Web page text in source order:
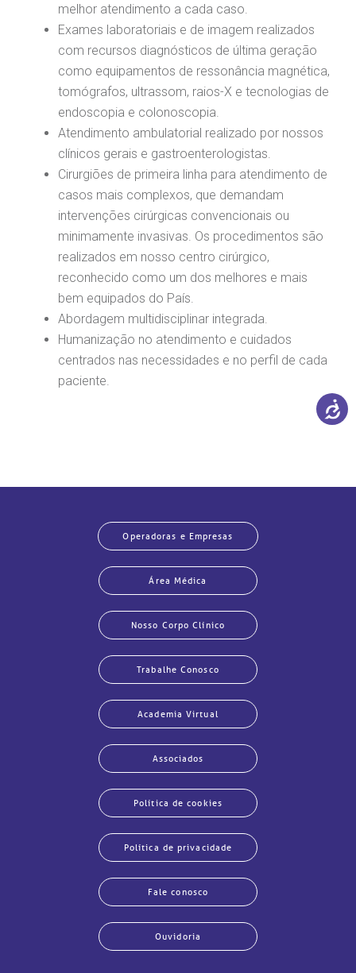
melhor atendimento a cada caso.
Exames laboratoriais e de imagem realizados
com recursos diagnósticos de última geração
como equipamentos de ressonância magnética,
tomógrafos, ultrassom, raios-X e tecnologias de
endoscopia e colonoscopia.
Atendimento ambulatorial realizado por nossos
clínicos gerais e gastroenterologistas.
Cirurgiões de primeira linha para atendimento de
casos mais complexos, que demandam
intervenções cirúrgicas convencionais ou
minimamente invasivas. Os procedimentos são
realizados em nosso centro cirúrgico,
reconhecido como um dos melhores e mais
bem equipados do País.
Abordagem multidisciplinar integrada.
Humanização no atendimento e cuidados
centrados nas necessidades e no perfil de cada
paciente.
Operadoras e Empresas
Área Médica
Nosso Corpo Clínico
Trabalhe Conosco
Academia Virtual
Associados
Política de cookies
Política de privacidade
Fale conosco
Ouvidoria